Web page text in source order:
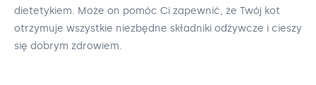
dietetykiem. Może on pomóc Ci zapewnić, że Twój kot
otrzymuje wszystkie niezbędne składniki odżywcze i cieszy
się dobrym zdrowiem.